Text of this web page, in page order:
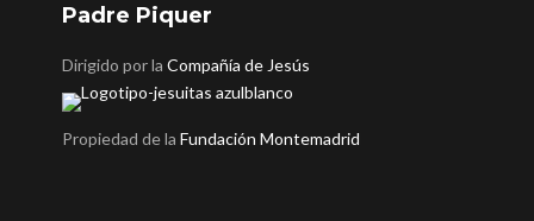
Padre Piquer
Dirigido por laCompañía de Jesús
Propiedad de laFundación Montemadrid